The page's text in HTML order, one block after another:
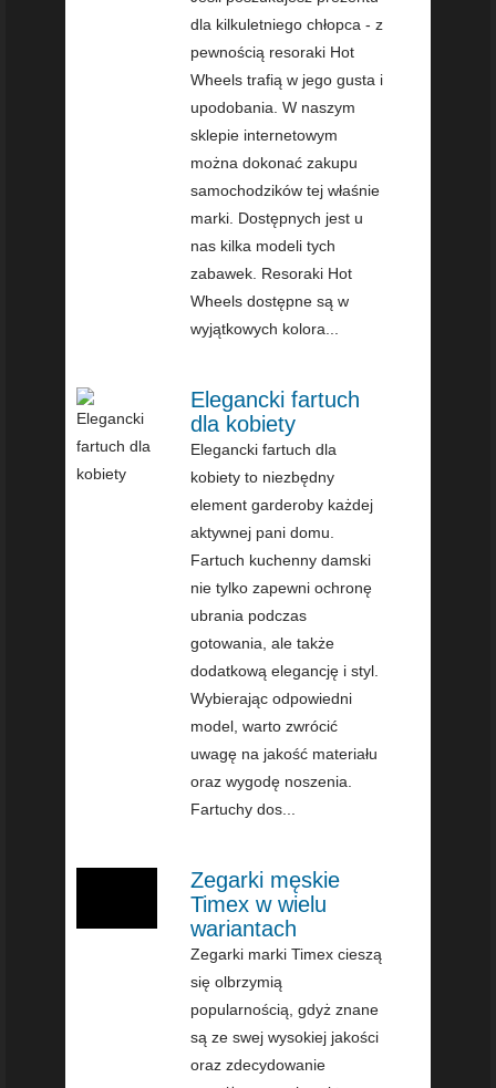
dla kilkuletniego chłopca - z
pewnością resoraki Hot
Wheels trafią w jego gusta i
upodobania. W naszym
sklepie internetowym
można dokonać zakupu
samochodzików tej właśnie
marki. Dostępnych jest u
nas kilka modeli tych
zabawek. Resoraki Hot
Wheels dostępne są w
wyjątkowych kolora...
Elegancki fartuch
dla kobiety
Elegancki fartuch dla
kobiety to niezbędny
element garderoby każdej
aktywnej pani domu.
Fartuch kuchenny damski
nie tylko zapewni ochronę
ubrania podczas
gotowania, ale także
dodatkową elegancję i styl.
Wybierając odpowiedni
model, warto zwrócić
uwagę na jakość materiału
oraz wygodę noszenia.
Fartuchy dos...
Zegarki męskie
Timex w wielu
wariantach
Zegarki marki Timex cieszą
się olbrzymią
popularnością, gdyż znane
są ze swej wysokiej jakości
oraz zdecydowanie